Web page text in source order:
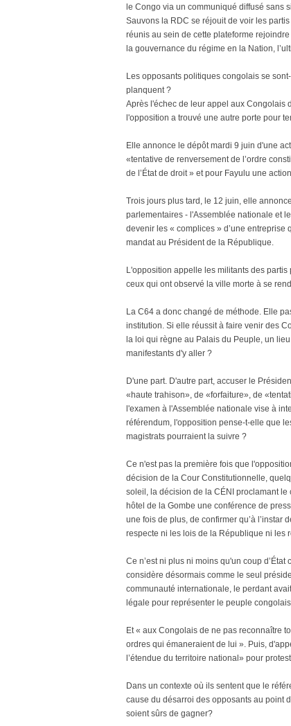
le Congo via un communiqué diffusé sans
Sauvons la RDC se réjouit de voir les
réunis au sein de cette plateforme
la gouvernance du régime en la Nation,
Les opposants politiques congolais se
planquent ?
Après l'échec de leur appel aux Congolais
l'opposition a trouvé une autre porte pour
Elle annonce le dépôt mardi 9 juin d'une
«tentative de renversement de l’ordre
de l’État de droit » et pour Fayulu une
Trois jours plus tard, le 12 juin, elle
parlementaires - l'Assemblée nationale et
devenir les « complices » d’une
mandat au Président de la République.
L'opposition appelle les militants des
ceux qui ont observé la ville morte à se
La C64 a donc changé de méthode. Elle
institution. Si elle réussit à faire venir des
la loi qui règne au Palais du Peuple, un
manifestants d'y aller ?
D'une part. D'autre part, accuser le
«haute trahison», de «forfaiture», de
l'examen à l'Assemblée nationale vise à
référendum, l'opposition pense-t-elle que
magistrats pourraient la suivre ?
Ce n'est pas la première fois que
décision de la Cour Constitutionnelle,
soleil, la décision de la CÉNI proclamant
hôtel de la Gombe une conférence de
une fois de plus, de confirmer qu’à l’instar
respecte ni les lois de la République ni les
Ce n’est ni plus ni moins qu'un coup
considère désormais comme le seul
communauté internationale, le perdant
légale pour représenter le peuple
Et « aux Congolais de ne pas reconnaître
ordres qui émaneraient de lui ». Puis,
l’étendue du territoire national» pour
Dans un contexte où ils sentent que le
cause du désarroi des opposants au point
soient sûrs de gagner?